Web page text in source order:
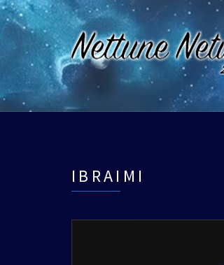
IBRAIMI